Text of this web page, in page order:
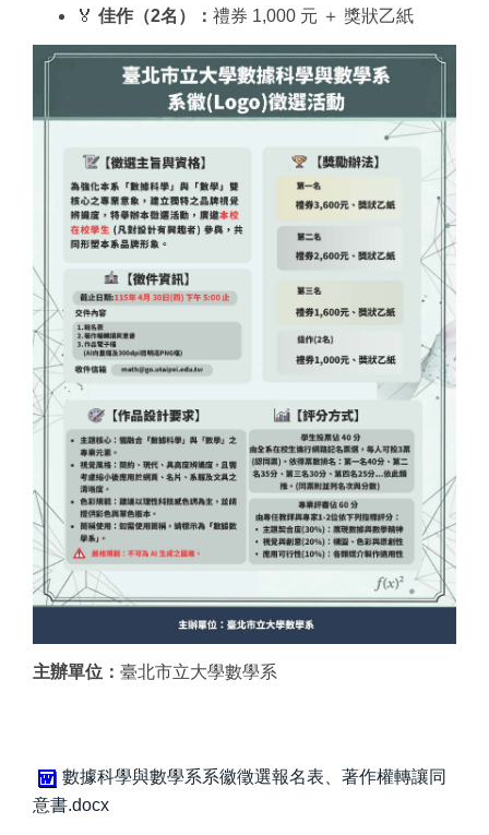
🏅 佳作（2名）： 禮券 1,000 元 ＋ 獎狀乙紙
主辦單位： 臺北市立大學數學系
數據科學與數學系系徽徵選報名表、著作權轉讓同
意書.docx